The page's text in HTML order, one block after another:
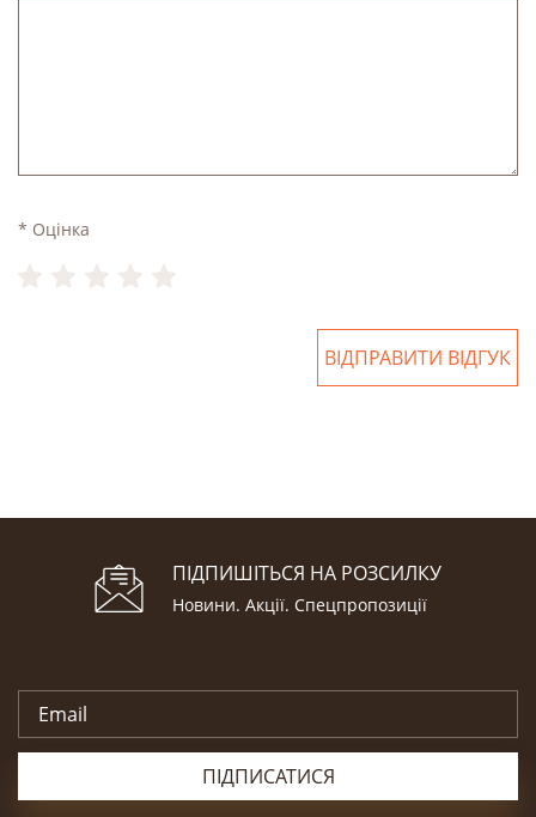
* Оцінка
ВІДПРАВИТИ ВІДГУК
ПІДПИШІТЬСЯ НА РОЗСИЛКУ
Новини. Акції. Cпецпропозиції
ПІДПИСАТИСЯ